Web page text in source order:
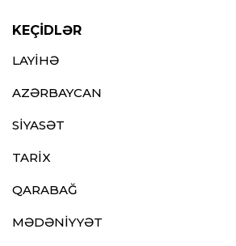
KEÇİDLƏR
LAYİHƏ
AZƏRBAYCAN
SİYASƏT
TARİX
QARABAĞ
MƏDƏNİYYƏT